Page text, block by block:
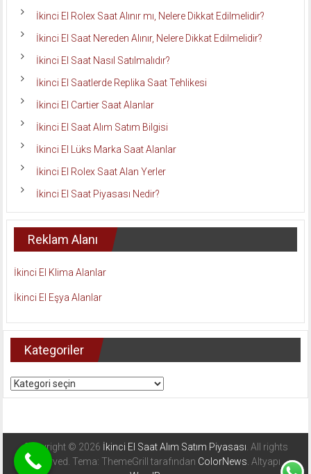
İkinci El Rolex Saat Alınır mı, Nelere Dikkat Edilmelidir?
İkinci El Saat Nereden Alınır, Nelere Dikkat Edilmelidir?
İkinci El Saat Nasıl Satılmalıdır?
İkinci El Saatlerde Replika Saat Tehlikesi
İkinci El Cartier Saat Alanlar
İkinci El Saat Alım Satım Bilgisi
İkinci El Lüks Marka Saat Alanlar
İkinci El Rolex Saat Alan Yerler
İkinci El Saat Piyasası Nedir?
Reklam Alanı
İkinci El Klima Alanlar
İkinci El Eşya Alanlar
Kategoriler
Kategoriler
Copyright © 2026 İkinci El Saat Alım Satım Piyasası. All rights
reserved. Tema: ThemeGrill tarafından ColorNews. Altyapı